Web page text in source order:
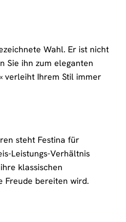
Wahl. Er ist nicht
Sie ihn zum eleganten
verleiht Ihrem Stil immer
steht Festina für
Leistungs-Verhältnis
klassischen
Freude bereiten wird.